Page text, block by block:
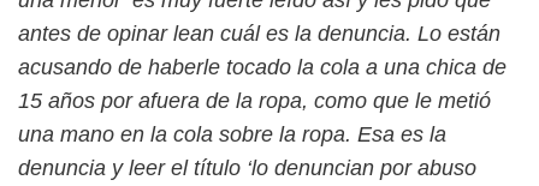
antes de opinar lean cuál es la denuncia. Lo están
acusando de haberle tocado la cola a una chica de
15 años por afuera de la ropa, como que le metió
una mano en la cola sobre la ropa. Esa es la
denuncia y leer el título ‘lo denuncian por abuso